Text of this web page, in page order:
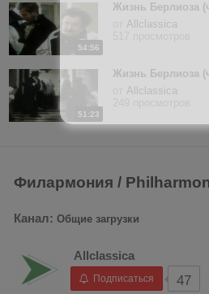
54:56
Жизнь Берлиоза
Allclassica
51:23
Жизнь Берлиоза
Allclassica
Филармония /
Канал: Общие загрузки
Allclassica
Подписаться 47